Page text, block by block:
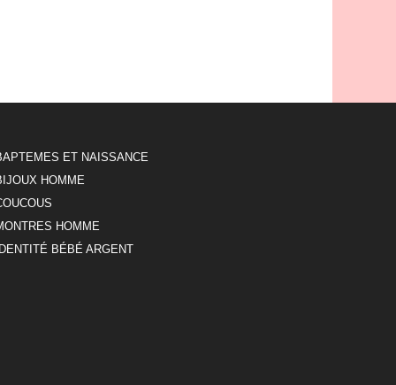
ET NAISSANCE
HOMME
HOMME
IDENTITÉ BÉBÉ ARGENT